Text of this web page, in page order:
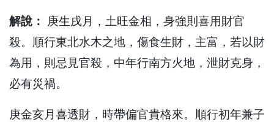
解說： 庚生戌月，土旺金相，身強則喜用財官
殺。順行東北水木之地，傷食生財，主富，若以財
為用，則忌見官殺，中年行南方火地，泄財克身，
必有災禍。
庚金亥月喜透財，時帶偏官貴格來。順行初年兼子